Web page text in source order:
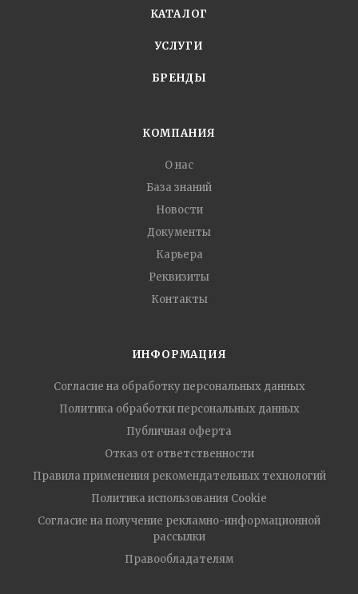
КАТАЛОГ
УСЛУГИ
БРЕНДЫ
КОМПАНИЯ
О нас
База знаний
Новости
Документы
Карьера
Реквизиты
Контакты
ИНФОРМАЦИЯ
Согласие на обработку персональных данных
Политика обработки персональных данных
Публичная оферта
Отказ от ответственности
Правила применения рекомендательных технологий
Политика использования Cookie
Согласие на получение рекламно-информационной
рассылки
Правообладателям